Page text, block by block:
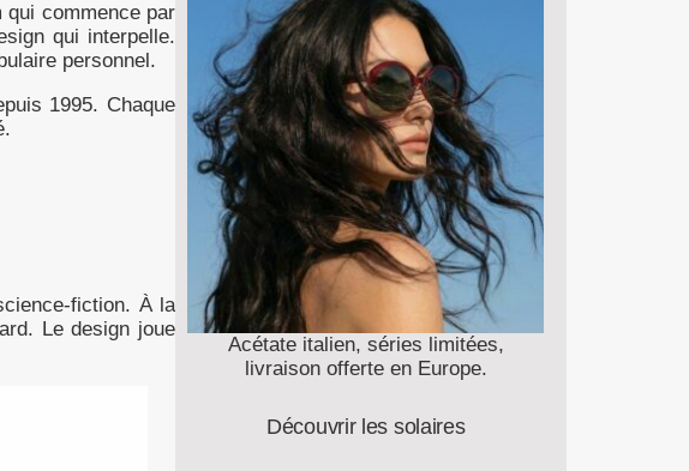
qui commence par
qui interpelle.
personnel.
1995. Chaque
fiction. À la
Le design joue
Acétate italien, séries limitées,
livraison offerte en Europe.
Découvrir les solaires